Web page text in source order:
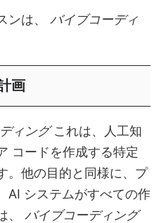
は、
バイブコーディ
画
ィングこれは、人工知
コードを作成する特定
。他の目的と同様に、プ
AI システムがすべての作
、 バイブコーディング